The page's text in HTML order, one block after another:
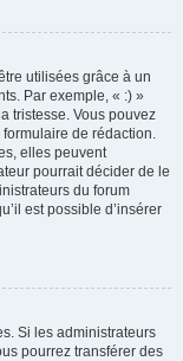
utilisées grâce à un
Par exemple, « :) »
tristesse. Vous pouvez
de rédaction.
elles peuvent
pourrait décider de le
du forum
est possible d’insérer
Si les administrateurs
pourrez transférer des